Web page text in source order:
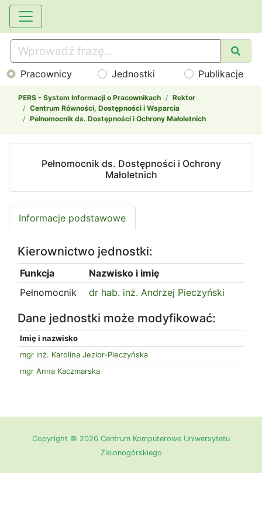
Pracownicy Jednostki Publikacje
PERS - System Informacji o Pracownikach
Rektor
Centrum Równości, Dostępności i Wsparcia
Pełnomocnik ds. Dostępności i Ochrony Małoletnich
Pełnomocnik ds. Dostępności i Ochrony
Małoletnich
Informacje podstawowe
Kierownictwo jednostki:
Funkcja
Nazwisko i imię
Pełnomocnik
dr hab. inż. Andrzej Pieczyński
Dane jednostki może modyfikować:
Imię i nazwisko
mgr inż. Karolina Jezior-Pieczyńska
mgr Anna Kaczmarska
Copyright © 2026 Centrum Komputerowe Uniwersytetu
Zielonogórskiego